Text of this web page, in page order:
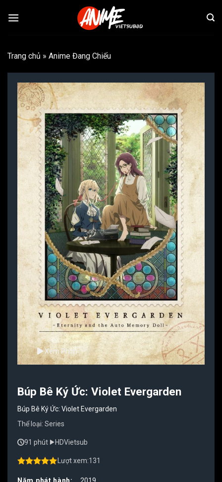
qua
Trang chủ » Anime Đang Chiếu
Xem Phim
Búp Bê Ký Ức: Violet Evergarden
Búp Bê Ký Ức: Violet Evergarden
Thể loại: Series
91 phút HDVietsub
Lượt xem:131